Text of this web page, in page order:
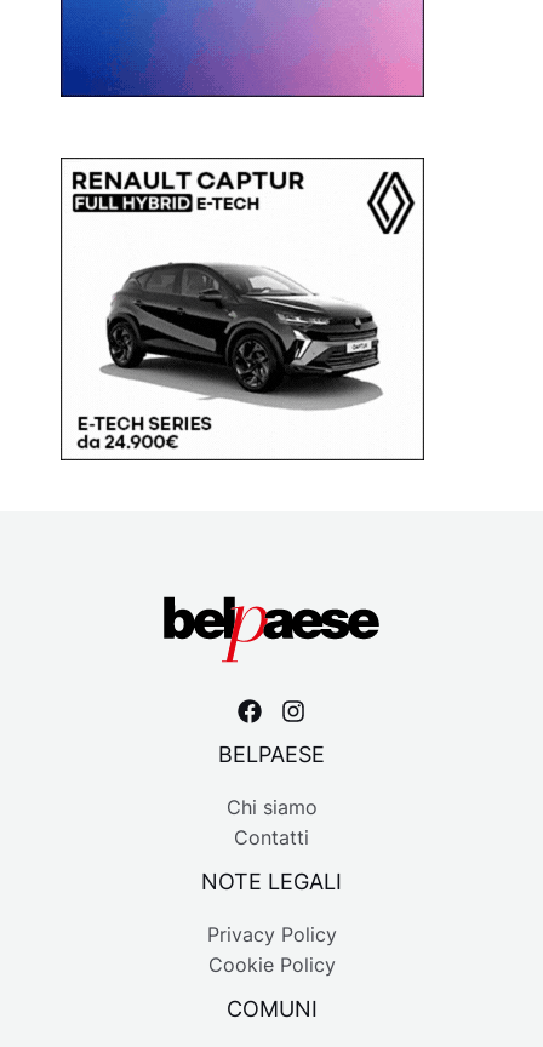
BELPAESE
Chi siamo
Contatti
NOTE LEGALI
Privacy Policy
Cookie Policy
COMUNI